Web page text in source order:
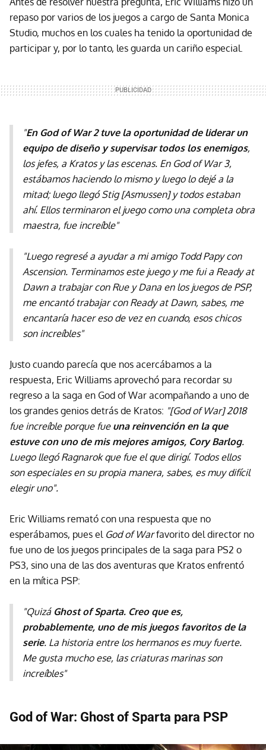
repaso por varios de los juegos a cargo de Santa Monica
Studio, muchos en los cuales ha tenido la oportunidad de
participar y, por lo tanto, les guarda un cariño especial.
"En God of War 2 tuve la oportunidad de liderar un
equipo de diseño y supervisar todos los enemigos,
los jefes, a Kratos y las escenas. En God of War 3,
estábamos haciendo lo mismo y luego lo dejé a la
mitad; luego llegó Stig [Asmussen] y todos estaban
ahí. Ellos terminaron el juego como una completa obra
maestra, fue increíble"
"Luego regresé a ayudar a mi amigo Todd Papy con
Ascension. Terminamos este juego y me fui a Ready at
Dawn a trabajar con Rue y Dana en los juegos de PSP,
me encantó trabajar con Ready at Dawn, sabes, me
encantaría hacer eso de vez en cuando, esos chicos
son increíbles"
Justo cuando parecía que nos acercábamos a la
respuesta, Eric Williams aprovechó para recordar su
regreso a la saga en God of War acompañando a uno de
los grandes genios detrás de Kratos: "[God of War] 2018
fue increíble porque fue una reinvención en la que
estuve con uno de mis mejores amigos, Cory Barlog.
Luego llegó Ragnarok que fue el que dirigí. Todos ellos
son especiales en su propia manera, sabes, es muy difícil
elegir uno".
Eric Williams remató con una respuesta que no
esperábamos, pues el God of Warfavorito del director no
fue uno de los juegos principales de la saga para PS2 o
PS3, sino una de las dos aventuras que Kratos enfrentó
en la mítica PSP:
"Quizá Ghost of Sparta. Creo que es,
probablemente, uno de mis juegos favoritos de la
serie. La historia entre los hermanos es muy fuerte.
Me gusta mucho ese, las criaturas marinas son
increíbles"
God of War: Ghost of Sparta para PSP